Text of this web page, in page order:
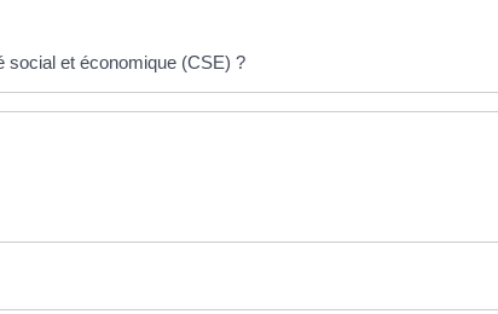
social et économique (CSE) ?